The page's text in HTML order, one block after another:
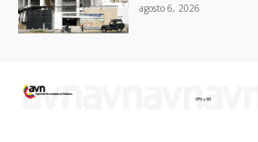
agosto 6, 2026